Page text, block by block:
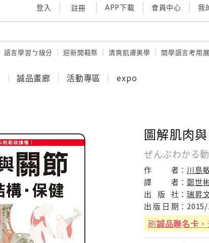
登入 註冊 APP下載 會員中心 我
語言學習ㄅ級分 迎新開鞋祭 清爽肌膚美學 開學語言考用展
誠品畫廊 活動專區 expo
圖解肌肉
ぜんぶわかる
作 者： 川島
譯
者：鄭世
出
版 社：瑞昇
出 版 日 期：
刷誠品聯名卡